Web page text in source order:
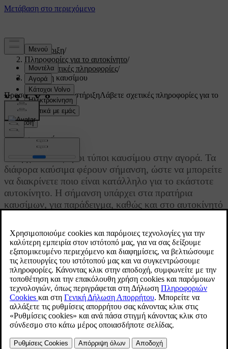
Υποστήριξη/
Πληροφορίες για το αυτοκίνητο/
Κανονιστικές πληροφορίες/
Σήμανση καυσίμου
Προσαρμοσμένη υποστήριξηΛάβετε σχετικές πληροφορίες για το
δικό σας αυτοκίνητο.
Σύνδεση
Ενημερώθηκε 29/05/2026
Σήμανση καυσίμου
Υπάρχουν διάφοροι τύποι καυσίμου στην αγορά. Τα
διάφορα καύσιμα φέρουν σήμανση, ώστε να μπορείτε
να διακρίνετε ποιο είναι κατάλληλο για το εκάστοτε
αυτοκίνητο. Η σήμανση υπάρχει στα πρατήρια
καυσίμων, για παράδειγμα, καθώς και στο αυτοκίνητό
το αυτοκίνητό σας.
Πινακίδα στο πορτάκι του ρεζερβουάρ με σήμανση καυσίμου
Στα αυτοκίνητα Volvo έτους μοντέλου 2017 και μετά, υπάρχει μια
πινακίδα στο πορτάκι του ρεζερβουάρ που δείχνει ποιο καύσιμο
μπορεί να χρησιμοποιηθεί στο συγκεκριμένο αυτοκίνητο. Αν
κάποιο από τα σύμβολα στην πινακίδα που υπάρχει πορτάκι του
ρεζερβουάρ είναι ίδιο με την πινακίδα στην αντλία, τότε το
καύσιμο μπορεί να χρησιμοποιηθεί. Η ετικέτα έχει σχεδιαστεί
όλες τις χώρες της ΕΕ από τον Οκτώβριο του 2018. Το πρότυπο